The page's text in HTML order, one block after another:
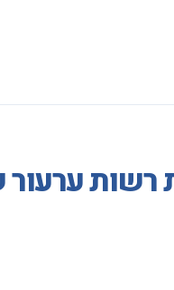
רשות